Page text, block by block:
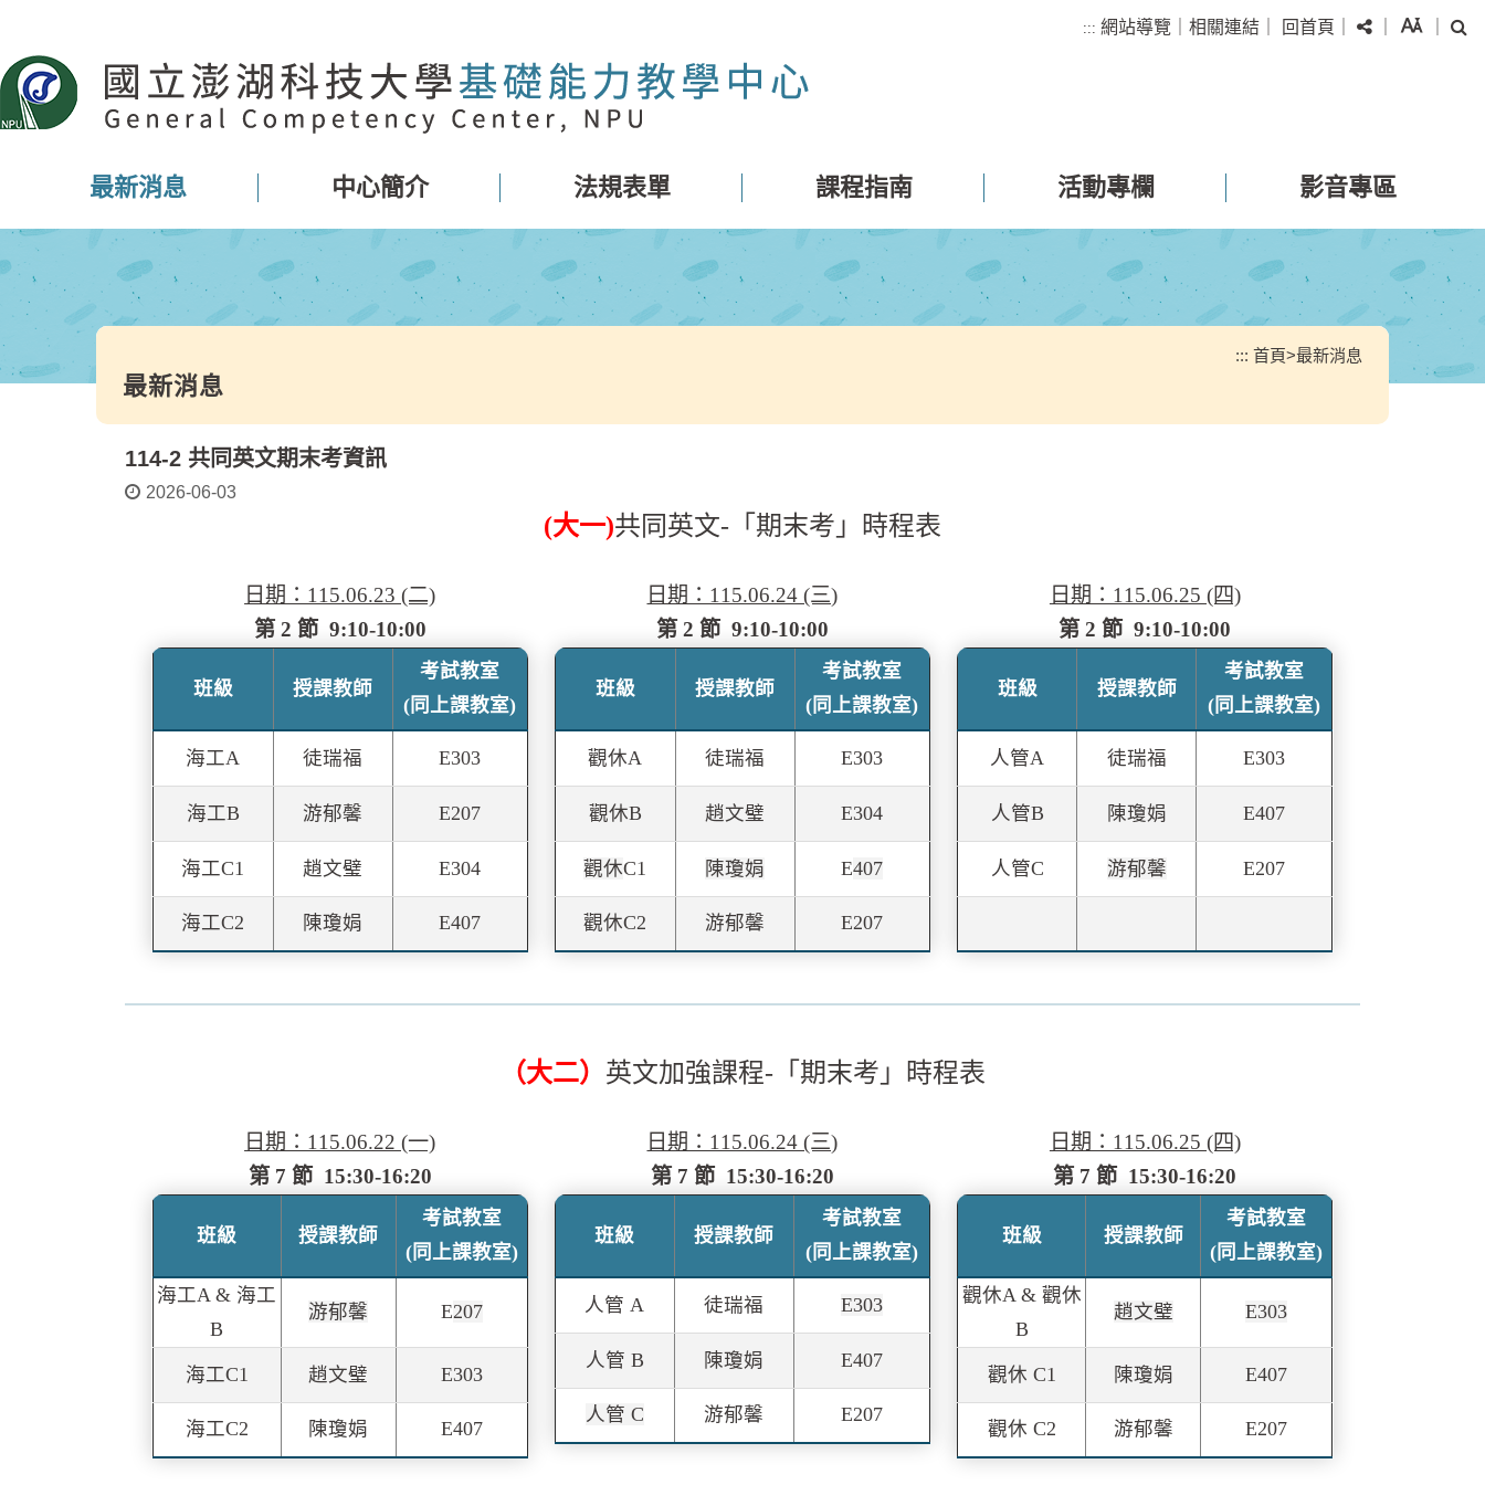
主
要
內
::: 網站導覽 相關連結 回首頁 分享 字級
最新消息 中心簡介 法規表單 課程指南 活動專欄 影音專區
::: 首頁>最新消息
最新消息
114-2 共同英文期末考資訊
2026-06-03
(大一)共同英文-「期末考」時程表
日期：115.06.23 (二)
第 2 節 9:10-10:00
班級 授課教師
考試教室
(同上課教室)
海工A 徒瑞福 E303
海工B 游郁馨 E207
海工C1 趙文璧 E304
海工C2 陳瓊娟 E407
日期：115.06.24 (三)
第 2 節 9:10-10:00
班級 授課教師
考試教室
(同上課教室)
觀休A 徒瑞福 E303
觀休B 趙文璧 E304
觀休C1 陳瓊娟 E407
觀休C2 游郁馨 E207
日期：115.06.25 (四)
第 2 節 9:10-10:00
班級 授課教師
考試教室
(同上課教室)
人管A 徒瑞福 E303
人管B 陳瓊娟 E407
人管C 游郁馨 E207
（大二） 英文加強課程-「期末考」時程表
日期：115.06.22 (一)
第 7 節 15:30-16:20
班級 授課教師
考試教室
(同上課教室)
海工A & 海工
B
游郁馨 E207
海工C1 趙文璧 E303
海工C2 陳瓊娟 E407
日期：115.06.24 (三)
第 7 節 15:30-16:20
班級 授課教師
考試教室
(同上課教室)
人管 A 徒瑞福 E303
人管 B 陳瓊娟 E407
人管 C 游郁馨 E207
日期：115.06.25 (四)
第 7 節 15:30-16:20
班級 授課教師
考試教室
(同上課教室)
觀休A & 觀休
B
趙文璧 E303
觀休 C1 陳瓊娟 E407
觀休 C2 游郁馨 E207